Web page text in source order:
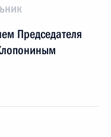
Председателя